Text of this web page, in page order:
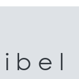
b e l